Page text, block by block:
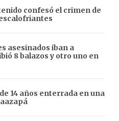
confesó el crimen de
asesinados iban a
8 balazos y otro uno en
14 años enterrada en una